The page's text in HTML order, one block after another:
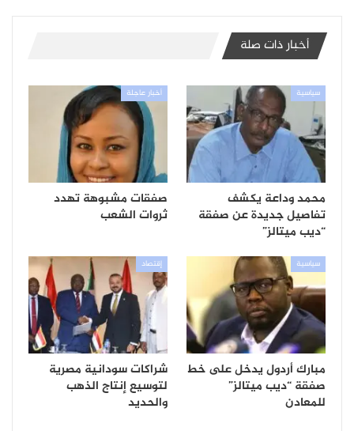
أخبار ذات صلة
سياسية
محمد وداعة يكشف
تفاصيل جديدة عن صفقة
“ديب ميتالز”
أخبار عاجلة
صفقات مشبوهة تهدد
ثروات الشعب
سياسية
مبارك أردول يدخل على خط
صفقة “ديب ميتالز”
للمعادن
إقتصاد
شراكات سودانية مصرية
لتوسيع إنتاج الذهب
والحديد